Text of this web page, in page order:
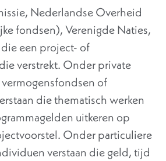
Nederlandse Overheid
fondsen), Verenigde Naties,
een project- of
verstrekt. Onder private
of
die thematisch werken
uitkeren op
Onder particuliere
verstaan die geld, tijd